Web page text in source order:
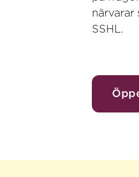
närvarar
SSHL.